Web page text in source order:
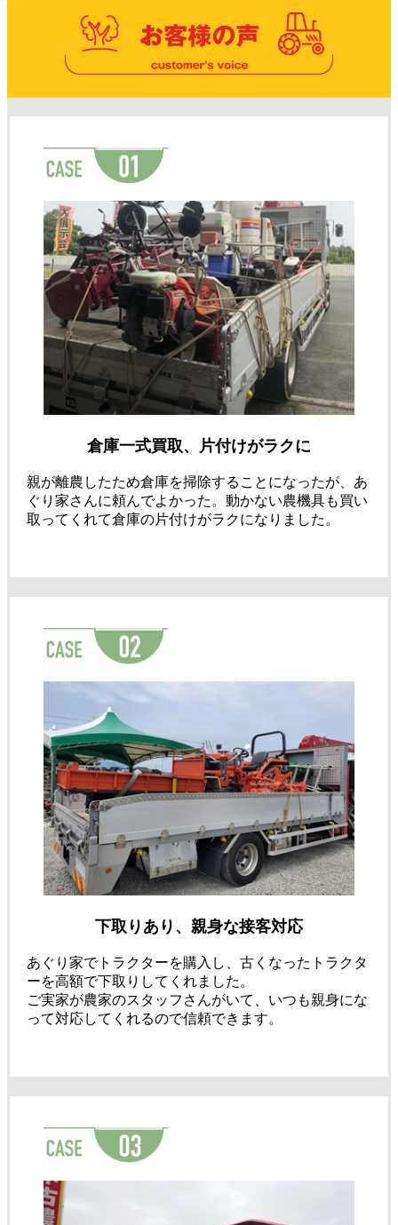
倉庫一式買取、片付けがラクに
親が離農したため倉庫を掃除することになったが、あ
ぐり家さんに頼んでよかった。動かない農機具も買い
取ってくれて倉庫の片付けがラクになりました。
下取りあり、親身な接客対応
あぐり家でトラクターを購入し、古くなったトラクタ
ーを高額で下取りしてくれました。
ご実家が農家のスタッフさんがいて、いつも親身にな
って対応してくれるので信頼できます。